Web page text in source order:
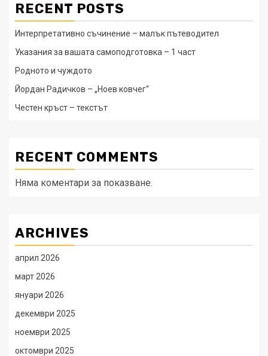
RECENT POSTS
Интерпретативно съчинение – малък пътеводител
Указания за вашата самоподготовка – 1 част
Родното и чуждото
Йордан Радичков – „Ноев ковчег“
Честен кръст – текстът
RECENT COMMENTS
Няма коментари за показване.
ARCHIVES
април 2026
март 2026
януари 2026
декември 2025
ноември 2025
октомври 2025